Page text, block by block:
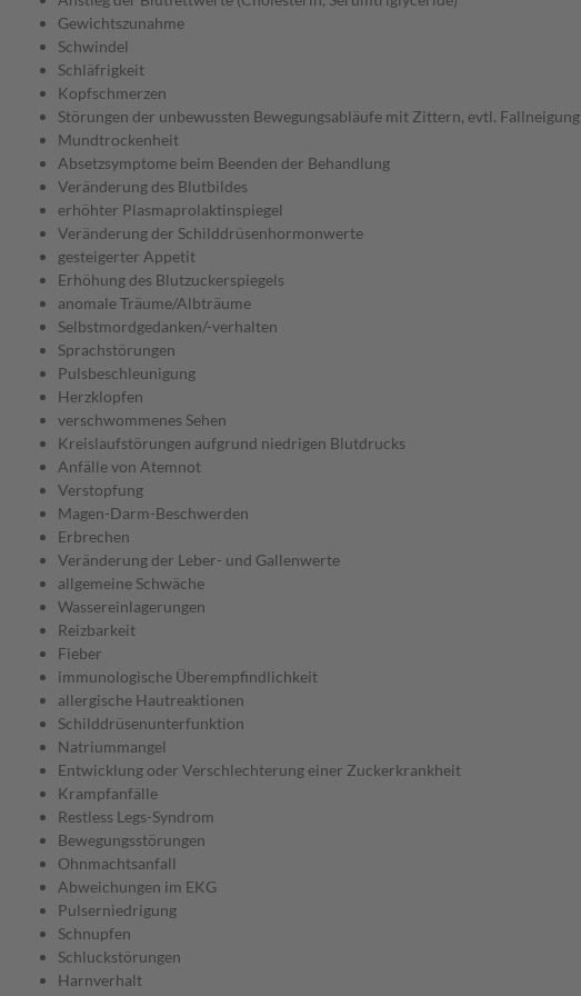
Gewichtszunahme
Schwindel
Schläfrigkeit
Kopfschmerzen
Störungen der unbewussten Bewegungsabläufe mit Zittern, evtl. Fallneigung
Mundtrockenheit
Absetzsymptome beim Beenden der Behandlung
Veränderung des Blutbildes
erhöhter Plasmaprolaktinspiegel
Veränderung der Schilddrüsenhormonwerte
gesteigerter Appetit
Erhöhung des Blutzuckerspiegels
anomale Träume/Albträume
Selbstmordgedanken/-verhalten
Sprachstörungen
Pulsbeschleunigung
Herzklopfen
verschwommenes Sehen
Kreislaufstörungen aufgrund niedrigen Blutdrucks
Anfälle von Atemnot
Verstopfung
Magen-Darm-Beschwerden
Erbrechen
Veränderung der Leber- und Gallenwerte
allgemeine Schwäche
Wassereinlagerungen
Reizbarkeit
Fieber
immunologische Überempfindlichkeit
allergische Hautreaktionen
Schilddrüsenunterfunktion
Natriummangel
Entwicklung oder Verschlechterung einer Zuckerkrankheit
Krampfanfälle
Restless Legs-Syndrom
Bewegungsstörungen
Ohnmachtsanfall
Abweichungen im EKG
Pulserniedrigung
Schnupfen
Schluckstörungen
Harnverhalt